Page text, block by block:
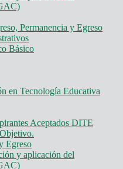
Permanencia y Egreso
Básico
en Tecnología Educativa
Aceptados DITE
Egreso
y aplicación del